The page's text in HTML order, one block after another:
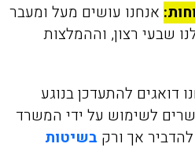
אנחנו עושים מעל ומעבר
שבעי רצון, וההמלצות
דואגים להתעדכן בנוגע
לשימוש על ידי המשרד
אך ורק בשיטות